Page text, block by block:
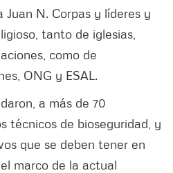
Juan N. Corpas y líderes y
tanto de iglesias,
como de
ONG y ESAL.
a más de 70
técnicos de bioseguridad, y
que se deben tener en
marco de la actual